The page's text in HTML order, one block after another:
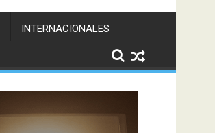
INTERNACIONALES